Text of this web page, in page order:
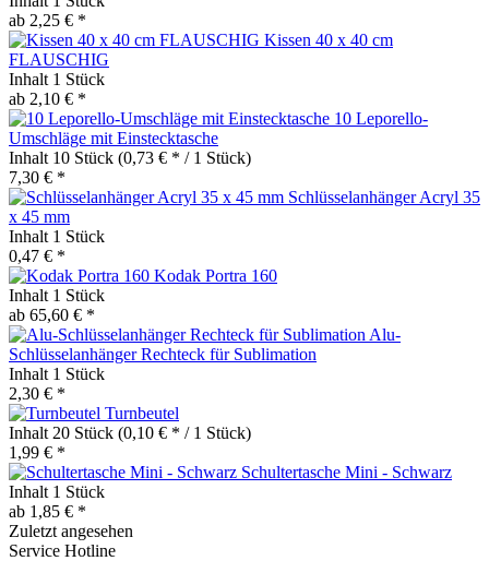
ab 2,25 € *
Kissen 40 x 40 cm
FLAUSCHIG
Inhalt 1 Stück
ab 2,10 € *
10 Leporello-
Umschläge mit Einstecktasche
Inhalt 10 Stück (0,73 € * / 1 Stück)
7,30 € *
Schlüsselanhänger Acryl 35
x 45 mm
Inhalt 1 Stück
0,47 € *
Kodak Portra 160
Inhalt 1 Stück
ab 65,60 € *
Alu-
Schlüsselanhänger Rechteck für Sublimation
Inhalt 1 Stück
2,30 € *
Turnbeutel
Inhalt 20 Stück (0,10 € * / 1 Stück)
1,99 € *
Schultertasche Mini - Schwarz
Inhalt 1 Stück
ab 1,85 € *
Zuletzt angesehen
Service Hotline